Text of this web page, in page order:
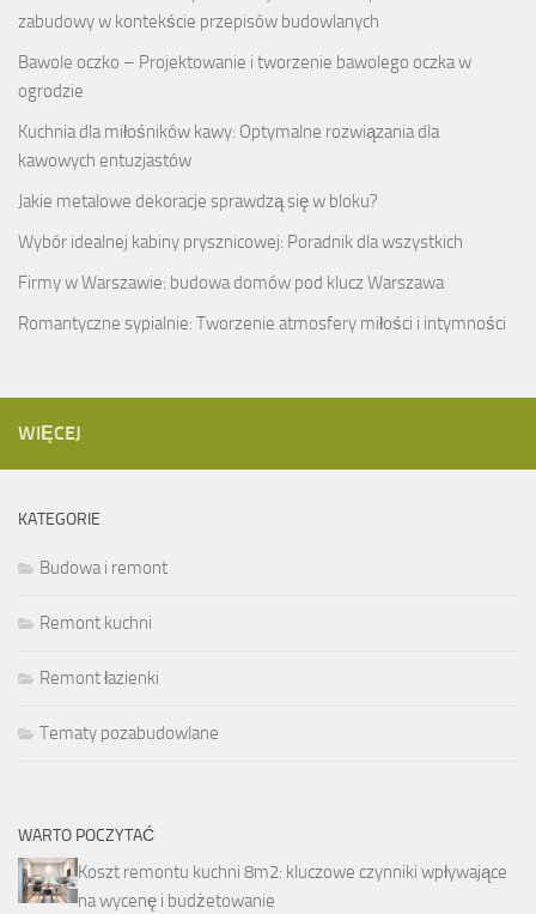
zabudowy w kontekście przepisów budowlanych
Bawole oczko – Projektowanie i tworzenie bawolego oczka w
ogrodzie
Kuchnia dla miłośników kawy: Optymalne rozwiązania dla
kawowych entuzjastów
Jakie metalowe dekoracje sprawdzą się w bloku?
Wybór idealnej kabiny prysznicowej: Poradnik dla wszystkich
Firmy w Warszawie: budowa domów pod klucz Warszawa
Romantyczne sypialnie: Tworzenie atmosfery miłości i intymności
WIĘCEJ
KATEGORIE
Budowa i remont
Remont kuchni
Remont łazienki
Tematy pozabudowlane
WARTO POCZYTAĆ
Koszt remontu kuchni 8m2: kluczowe czynniki wpływające
na wycenę i budżetowanie